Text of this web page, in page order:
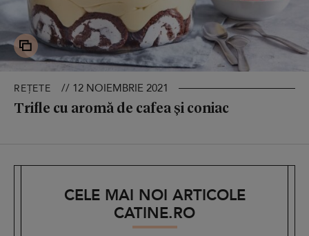
REȚETE // 12 NOIEMBRIE 2021
Trifle cu aromă de cafea și coniac
CELE MAI NOI ARTICOLE
CATINE.RO